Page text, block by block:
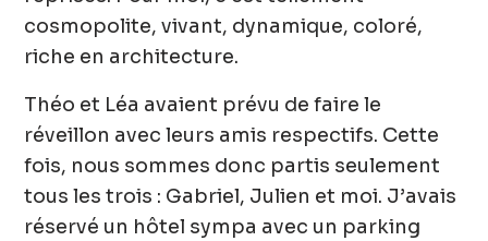
cosmopolite, vivant, dynamique, coloré,
riche en architecture.
Théo et Léa avaient prévu de faire le
réveillon avec leurs amis respectifs. Cette
fois, nous sommes donc partis seulement
tous les trois : Gabriel, Julien et moi. J’avais
réservé un hôtel sympa avec un parking